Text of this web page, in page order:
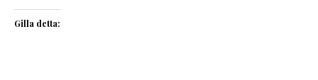
Gilla detta: